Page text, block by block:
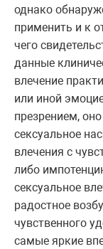
однако
применить и к
чего
данные
влечение
или иной
презрением,
сексуальное
влечения с
либо
сексуальное
радостное
чувственного
самые яркие